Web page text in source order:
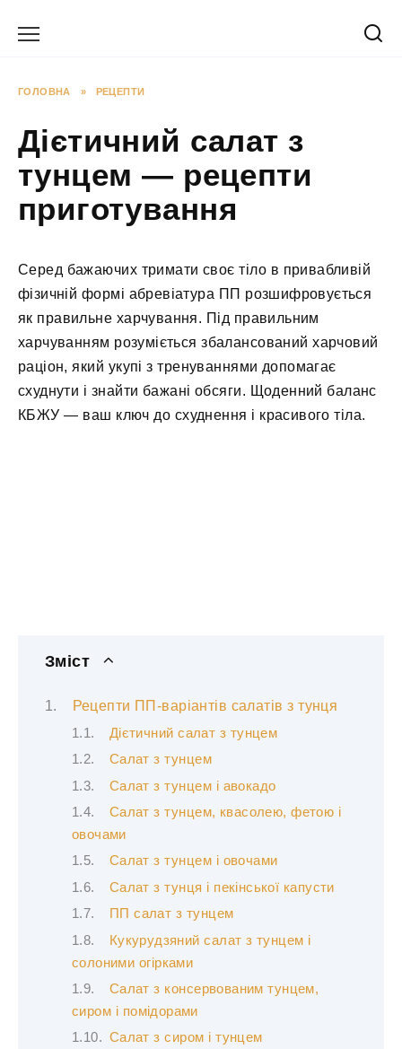
ГОЛОВНА » РЕЦЕПТИ
Дієтичний салат з
тунцем — рецепти
приготування
Серед бажаючих тримати своє тіло в привабливій
фізичній формі абревіатура ПП розшифровується
як правильне харчування. Під правильним
харчуванням розуміється збалансований харчовий
раціон, який укупі з тренуваннями допомагає
схуднути і знайти бажані обсяги. Щоденний баланс
КБЖУ — ваш ключ до схуднення і красивого тіла.
Зміст
Рецепти ПП-варіантів салатів з тунця
Дієтичний салат з тунцем
Салат з тунцем
Салат з тунцем і авокадо
Салат з тунцем, квасолею, фетою і
овочами
Салат з тунцем і овочами
Салат з тунця і пекінської капусти
ПП салат з тунцем
Кукурудзяний салат з тунцем і
солоними огірками
Салат з консервованим тунцем,
сиром і помідорами
Салат з сиром і тунцем